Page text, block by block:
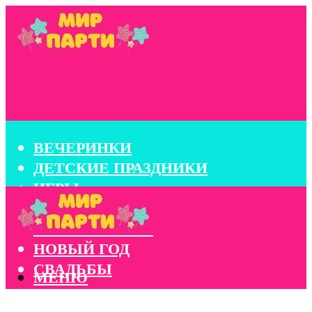
ВЕЧЕРИНКИ
ДЕТСКИЕ ПРАЗДНИКИ
ИГРЫ
КОНКУРСЫ
КОРПОРАТИВЫ
НОВЫЙ ГОД
СВАДЬБЫ
МЕНЮ